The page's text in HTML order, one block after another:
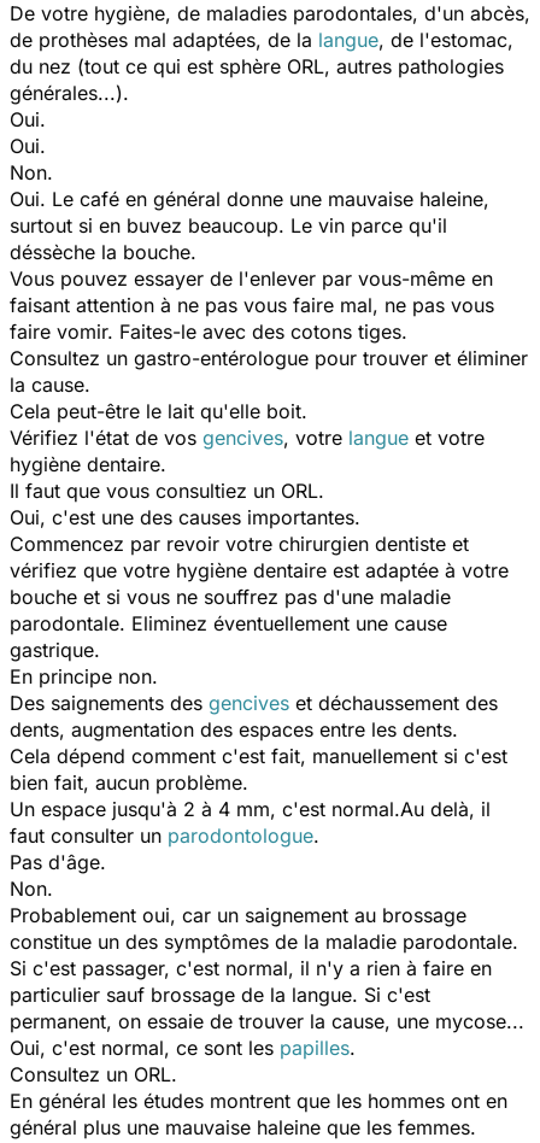
De votre hygiène, de maladies parodontales, d'un abcès,
de prothèses mal adaptées, de la langue, de l'estomac,
du nez (tout ce qui est sphère ORL, autres pathologies
générales...).
Oui.
Oui.
Non.
Oui. Le café en général donne une mauvaise haleine,
surtout si en buvez beaucoup. Le vin parce qu'il
déssèche la bouche.
Vous pouvez essayer de l'enlever par vous-même en
faisant attention à ne pas vous faire mal, ne pas vous
faire vomir. Faites-le avec des cotons tiges.
Consultez un gastro-entérologue pour trouver et éliminer
la cause.
Cela peut-être le lait qu'elle boit.
Vérifiez l'état de vos gencives, votre langue et votre
hygiène dentaire.
Il faut que vous consultiez un ORL.
Oui, c'est une des causes importantes.
Commencez par revoir votre chirurgien dentiste et
vérifiez que votre hygiène dentaire est adaptée à votre
bouche et si vous ne souffrez pas d'une maladie
parodontale. Eliminez éventuellement une cause
gastrique.
En principe non.
Des saignements des gencives et déchaussement des
dents, augmentation des espaces entre les dents.
Cela dépend comment c'est fait, manuellement si c'est
bien fait, aucun problème.
Un espace jusqu'à 2 à 4 mm, c'est normal.Au delà, il
faut consulter un parodontologue.
Pas d'âge.
Non.
Probablement oui, car un saignement au brossage
constitue un des symptômes de la maladie parodontale.
Si c'est passager, c'est normal, il n'y a rien à faire en
particulier sauf brossage de la langue. Si c'est
permanent, on essaie de trouver la cause, une mycose...
Oui, c'est normal, ce sont les papilles.
Consultez un ORL.
En général les études montrent que les hommes ont en
général plus une mauvaise haleine que les femmes.